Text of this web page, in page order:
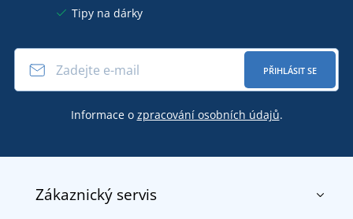
Tipy na dárky
PŘIHLÁSIT SE
Informace o zpracování osobních údajů.
Zákaznický servis